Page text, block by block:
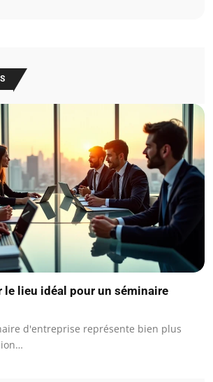
lieu idéal pour un séminaire
d'entreprise représente bien plus